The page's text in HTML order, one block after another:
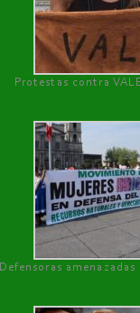
Protestas contra
Defensoras amenazadas